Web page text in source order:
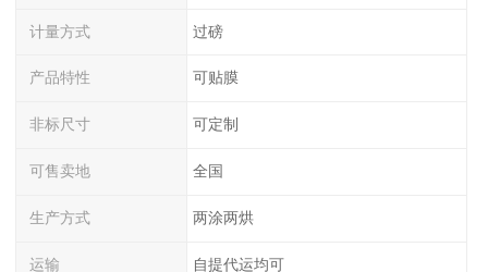
计量方式 过磅
产品特性 可贴膜
非标尺寸 可定制
可售卖地 全国
生产方式 两涂两烘
运输 自提代运均可